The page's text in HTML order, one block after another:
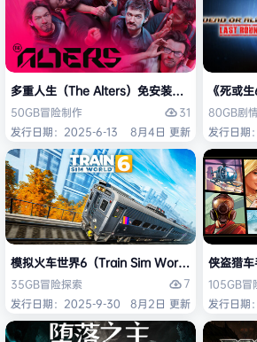
多重人生（The Alters）免安装中文版
50GB冒险制作
31
发行日期：2025-6-13
8月4日 更新
《死或
80GB剧
发行日
模拟火车世界6（Train Sim World 6）免安装
35GB冒险探索
7
发行日期：2025-9-30
8月2日 更新
侠盗猎
105GB冒
发行日